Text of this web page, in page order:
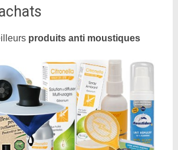
produits anti moustiques